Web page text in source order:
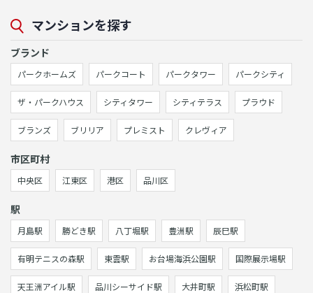
マンションを探す
ブランド
パークホームズ パークコート パークタワー パークシティ
ザ・パークハウス シティタワー シティテラス プラウド
ブランズ ブリリア プレミスト クレヴィア
市区町村
中央区 江東区 港区 品川区
駅
月島駅 勝どき駅 八丁堀駅 豊洲駅 辰巳駅
有明テニスの森駅 東雲駅 お台場海浜公園駅 国際展示場駅
天王洲アイル駅 品川シーサイド駅 大井町駅 浜松町駅